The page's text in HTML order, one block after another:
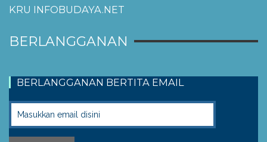
KRU INFOBUDAYA.NET
BERLANGGANAN
BERLANGGANAN BERTITA EMAIL